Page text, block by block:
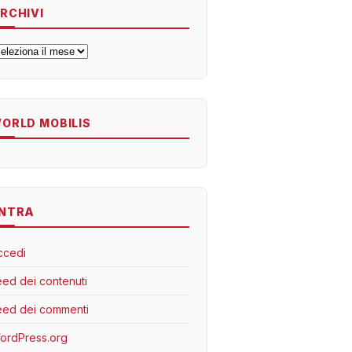
MOBILIS
dei contenuti
dei commenti